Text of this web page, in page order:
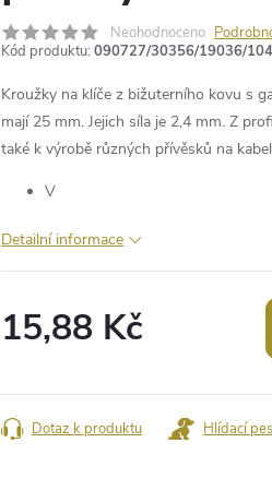
Neohodnoceno
Kód produktu: 090727/30356/19036/
Kroužky na klíče z bižuterního kovu s
mají 25 mm. Jejich síla je 2,4 mm. Z
také k výrobě různých přívěsků na
V
Detailní informace
15,88 Kč
Dotaz k produktu Hlídací pes